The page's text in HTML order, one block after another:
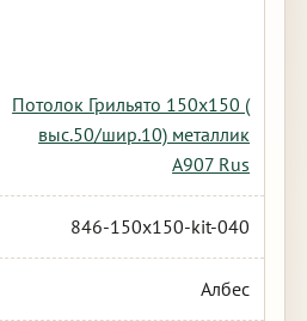
Потолок Грильято 150х150 (
выс.50/шир.10) металлик
А907 Rus
846-150x150-kit-040
Албес